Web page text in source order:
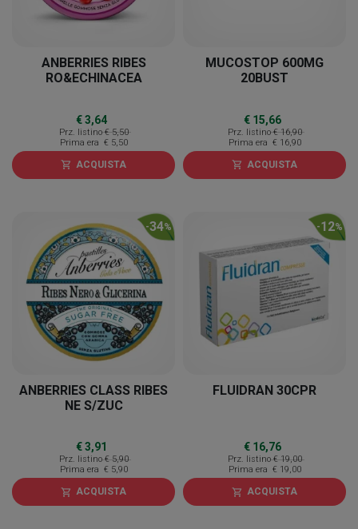
ANBERRIES RIBES
RO&ECHINACEA
€ 3,64
Prz. listino € 5,50
Prima era € 5,50
shopping_cart ACQUISTA
MUCOSTOP 600MG
20BUST
€ 15,66
Prz. listino € 16,90
Prima era € 16,90
shopping_cart ACQUISTA
-34%
ANBERRIES CLASS RIBES
NE S/ZUC
€ 3,91
Prz. listino € 5,90
Prima era € 5,90
shopping_cart ACQUISTA
-12%
FLUIDRAN 30CPR
€ 16,76
Prz. listino € 19,00
Prima era € 19,00
shopping_cart ACQUISTA